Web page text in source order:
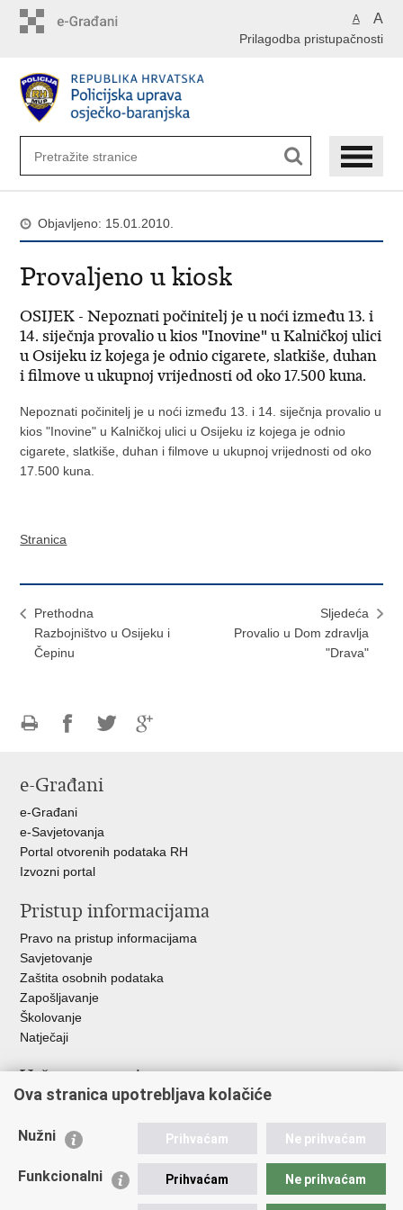
A A
Prilagodba pristupačnosti
Objavljeno: 15.01.2010.
Provaljeno u kiosk
OSIJEK - Nepoznati počinitelj je u noći između 13. i
14. siječnja provalio u kios "Inovine" u Kalničkoj ulici
u Osijeku iz kojega je odnio cigarete, slatkiše, duhan
i filmove u ukupnoj vrijednosti od oko 17.500 kuna.
Nepoznati počinitelj je u noći između 13. i 14. siječnja provalio u
kios "Inovine" u Kalničkoj ulici u Osijeku iz kojega je odnio
cigarete, slatkiše, duhan i filmove u ukupnoj vrijednosti od oko
17.500 kuna.
Stranica
Prethodna
Razbojništvo u Osijeku i
Čepinu
Sljedeća
Provalio u Dom zdravlja
"Drava"
FacebookuTwitteru
e-Građani
e-Građani
e-Savjetovanja
Portal otvorenih podataka RH
Izvozni portal
Pristup informacijama
Pravo na pristup informacijama
Savjetovanje
Zaštita osobnih podataka
Zapošljavanje
Školovanje
Natječaji
Važne poveznice
Ministarstvo unutarnjih poslova
Udruge
Policijska akademija
Ova stranica upotrebljava kolačiće
Nužni Prihvaćam Ne prihvaćam
Funkcionalni Prihvaćam Ne prihvaćam